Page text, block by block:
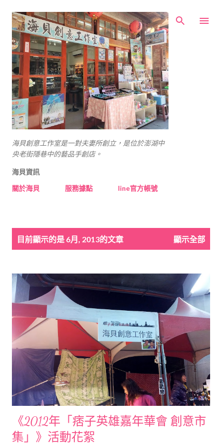
跳到主要內容
海貝創意工作室是一對夫妻所創立，是位於澎湖中
央老街隱巷中的藝品手創店。
海貝資訊
關於海貝
服務據點 line官方帳號
目前顯示的是 6月, 2013的文章 顯示全部
《2012年「痞子英雄嘉年華會 創意市
集」》活動花絮